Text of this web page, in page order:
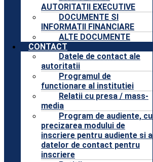
AUTORITATII EXECUTIVE
DOCUMENTE SI
INFORMATII FINANCIARE
ALTE DOCUMENTE
CONTACT
Datele de contact ale
autoritatii
Programul de
functionare al institutiei
Relatii cu presa / mass-
media
Program de audiente, cu
precizarea modului de
inscriere pentru audiente si a
datelor de contact pentru
inscriere